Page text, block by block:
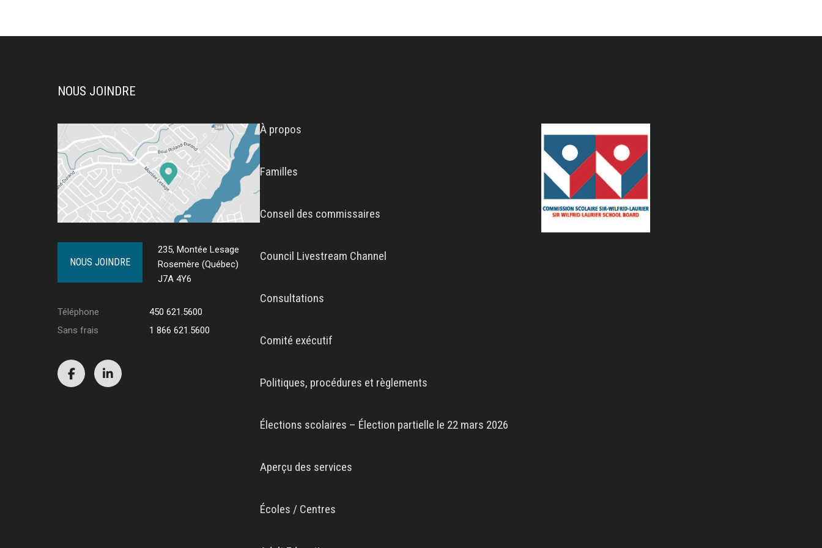
NOUS JOINDRE
NOUS JOINDRE
235, Montée Lesage
Rosemère (Québec)
J7A 4Y6
Téléphone
450 621.5600
Sans frais
1 866 621.5600
À propos
Familles
Conseil des commissaires
Council Livestream Channel
Consultations
Comité exécutif
Politiques, procédures et règlements
Élections scolaires – Élection partielle le 22 mars 2026
Aperçu des services
Écoles / Centres